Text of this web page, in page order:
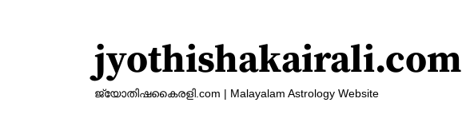
jyothishakairali.com
ജ്യോതിഷകൈരളി.com | Malayalam Astrology Website